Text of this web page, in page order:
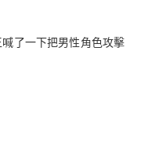
了一下把男性角色攻擊